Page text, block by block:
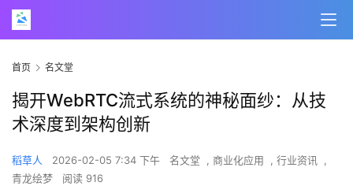
首页 名文堂
揭开WebRTC流式系统的神秘面纱：从技
术深度到架构创新
稻草人 2026-02-05 7:34 下午 名文堂 , 商业化应用 , 行业资讯 ,
青龙绘梦
阅读 916